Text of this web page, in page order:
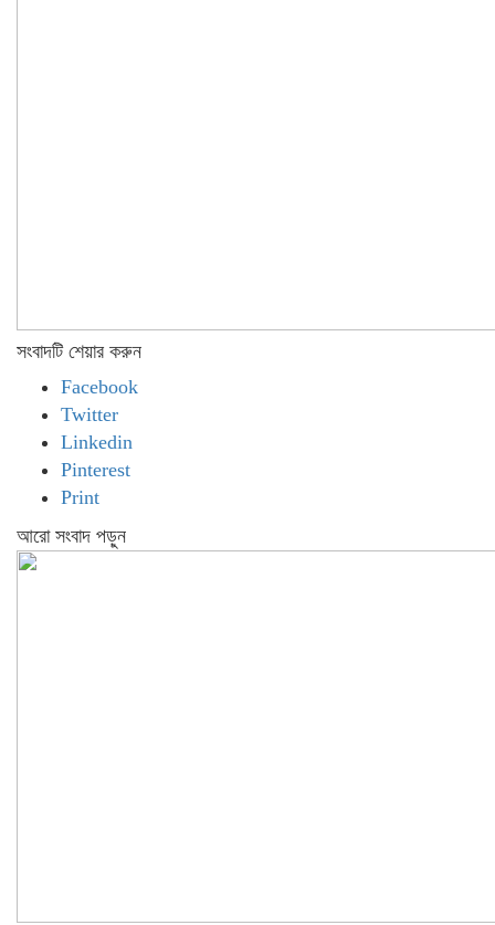
সংবাদটি শেয়ার করুন
Facebook
Twitter
Linkedin
Pinterest
Print
আরো সংবাদ পড়ুন